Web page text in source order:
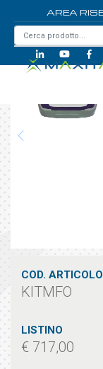
AREA
/ KITMFO
COD. ARTICOLO
KITMFO
LISTINO
€ 717,00